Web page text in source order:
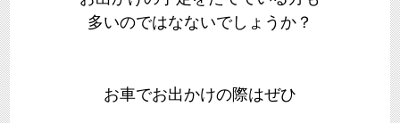
多いのではなないでしょうか？
お車でお出かけの際はぜひ